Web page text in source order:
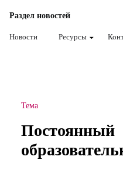
Раздел новостей
Новости Ресурсы
Тема
Постоянный